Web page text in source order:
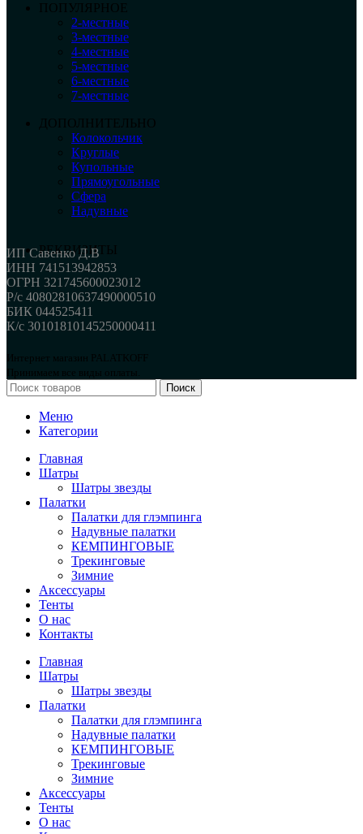
ПОПУЛЯРНОЕ
2-местные
3-местные
4-местные
5-местные
6-местные
7-местные
ДОПОЛНИТЕЛЬНО
Колокольчик
Круглые
Купольные
Прямоугольные
Сфера
Надувные
РЕКВИЗИТЫ
ИП Савенко Д.В
ИНН 741513942853
ОГРН 321745600023012
Р/с 40802810637490000510
БИК 044525411
К/с 30101810145250000411
Интернет магазин PALATKOFF
Принимаем все виды оплаты.
Поиск
Меню
Категории
Главная
Шатры
Шатры звезды
Палатки
Палатки для глэмпинга
Надувные палатки
КЕМПИНГОВЫЕ
Трекинговые
Зимние
Аксессуары
Тенты
О нас
Контакты
Главная
Шатры
Шатры звезды
Палатки
Палатки для глэмпинга
Надувные палатки
КЕМПИНГОВЫЕ
Трекинговые
Зимние
Аксессуары
Тенты
О нас